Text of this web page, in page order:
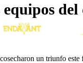
equipos
un triunfo este